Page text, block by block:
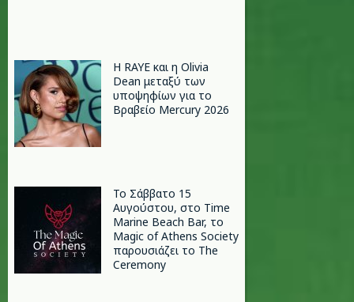
Η RAYE και η Olivia
Dean μεταξύ των
υποψηφίων για το
Βραβείο Mercury 2026
Το Σάββατο 15
Αυγούστου, στο Time
Marine Beach Bar, το
Magic of Athens Society
παρουσιάζει το The
Ceremony